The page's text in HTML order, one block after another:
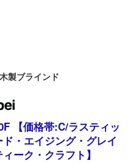
木製ブラインド
【価格帯:C/ラスティッ
・エイジング・グレイ
ーク・クラフト】